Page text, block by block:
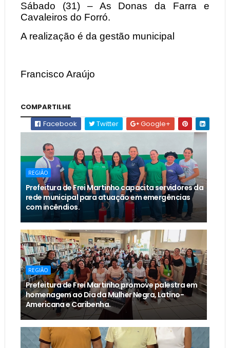
Sábado (31) – As Donas da Farra e
Cavaleiros do Forró.
A realização é da gestão municipal
Francisco Araújo
COMPARTILHE
Facebook
Twitter Google+
REGIÃO
Prefeitura de Frei Martinho capacita servidores da
rede municipal para atuação em emergências
com incêndios.
REGIÃO
Prefeitura de Frei Martinho promove palestra em
homenagem ao Dia da Mulher Negra, Latino-
Americana e Caribenha.